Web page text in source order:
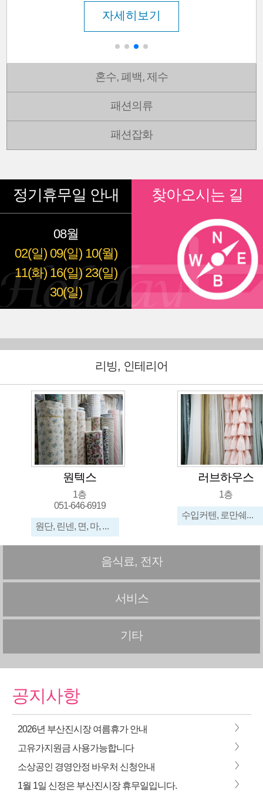
자세히보기
혼수, 폐백, 제수
패션의류
패션잡화
정기휴무일 안내
08월
02(일) 09(일) 10(월)
11(화) 16(일) 23(일)
30(일)
찾아오시는 길
리빙, 인테리어
원텍스
1층
051-646-6919
원단, 린넨, 면, 마, 체크, 스트라이트, 무지(솔리드), 라미네이트
러브하우스
1층
수입커텐, 로만쉐이드, 버티칼, 롤스크린, 우드브라인드, 침구세트
음식료, 전자
서비스
기타
공지사항
2026년 부산진시장 여름휴가 안내 >
고유가지원금 사용가능합니다 >
소상공인 경영안정 바우처 신청안내 >
1월 1일 신정은 부산진시장 휴무일입니다. >